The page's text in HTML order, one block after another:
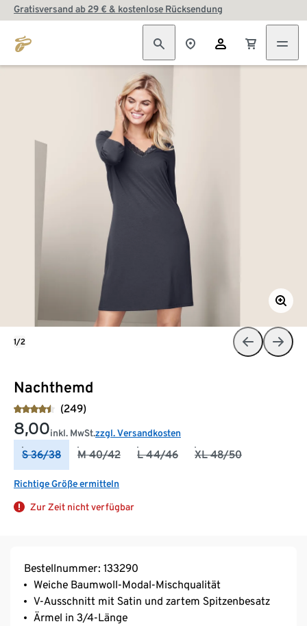
Gratisversand ab 29 € & kostenlose Rücksendung
Nachthemd
(249)
8,00inkl. MwSt.zzgl. Versandkosten
S 36/38 M 40/42 L 44/46 XL 48/50
Richtige Größe ermitteln
Zur Zeit nicht verfügbar
1/2
Bestellnummer: 133290
Weiche Baumwoll-Modal-Mischqualität
V-Ausschnitt mit Satin und zartem Spitzenbesatz
Ärmel in 3/4-Länge